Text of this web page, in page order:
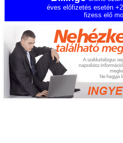
éves előfizetés esetén
fizess elő